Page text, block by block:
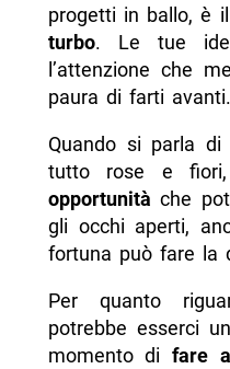
progetti in ballo, è
turbo. Le tue
l’attenzione che
paura di farti avanti.
Quando si parla
tutto rose e
opportunità che
gli occhi aperti,
fortuna può fare la
Per quanto
potrebbe esserci
momento di fare